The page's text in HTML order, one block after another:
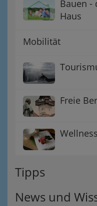
Bauen -
Haus
Mobilität
Freie
Tipps
News und